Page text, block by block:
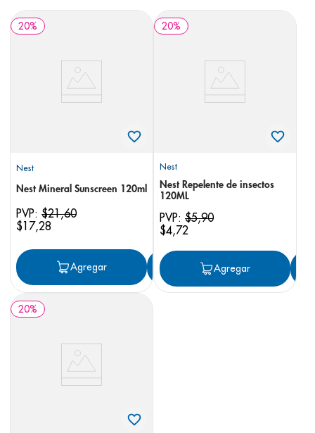
20%
Nest
Nest Mineral Sunscreen 120ml
PVP: $21,60
$17,28
Agregar Agregar
20%
Nest
Nest Repelente de insectos
120ML
PVP: $5,90
$4,72
Agregar
20%
6. bioderma
7.
panolini
prueba embarazo